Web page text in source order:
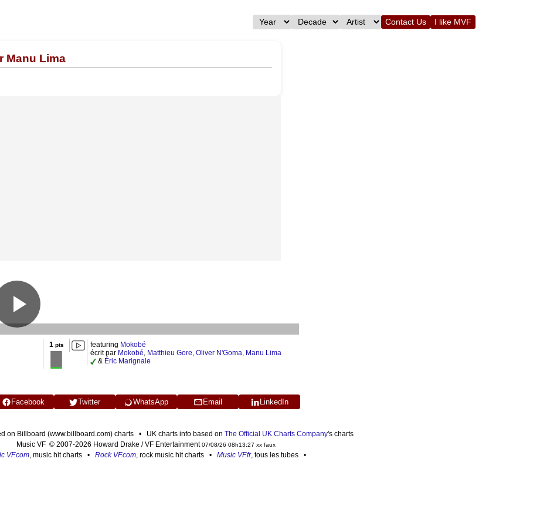
Contact Us I like MVF
Manu Lima
1 pts featuring Mokobé
écrit par Mokobé, Matthieu Gore, Oliver N'Goma, Manu Lima
& Éric Marignale
Facebook Twitter WhatsApp Email LinkedIn
on Billboard (www.billboard.com) charts • UK charts info based on The Official UK Charts Company's charts
Music VF © 2007-2026 Howard Drake / VF Entertainment07/08/26 08h13:27 xx faux
VF.com, music hit charts • Rock VF.com, rock music hit charts • Music VF.fr, tous les tubes •